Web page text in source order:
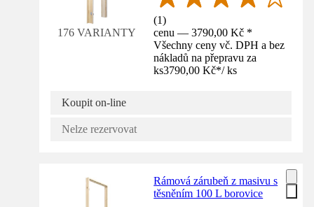
176 VARIANTY
(1)
cenu — 3790,00 Kč *
Všechny ceny vč. DPH a bez
nákladů na přepravu za
ks3790,00 Kč*/ ks
Koupit on-line
Nelze rezervovat
Rámová zárubeň z masivu s
těsněním 100 L borovice